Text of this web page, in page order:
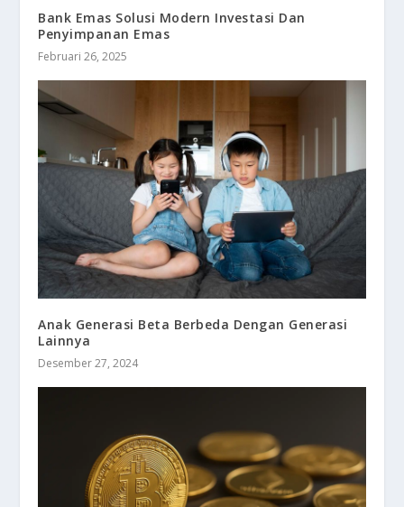
Bank Emas Solusi Modern Investasi Dan
Penyimpanan Emas
Februari 26, 2025
Anak Generasi Beta Berbeda Dengan Generasi
Lainnya
Desember 27, 2024